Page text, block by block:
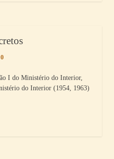
0
I do Ministério do Interior,
do Interior (1954, 1963)